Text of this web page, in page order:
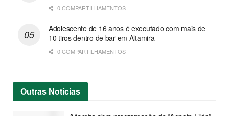
0 COMPARTILHAMENTOS
Adolescente de 16 anos é executado com mais de
10 tiros dentro de bar em Altamira
0 COMPARTILHAMENTOS
Outras Notícias